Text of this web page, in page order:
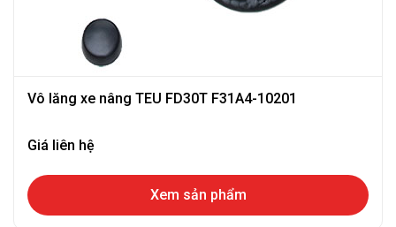
Vô lăng xe nâng TEU FD30T F31A4-10201
Giá liên hệ
Xem sản phẩm